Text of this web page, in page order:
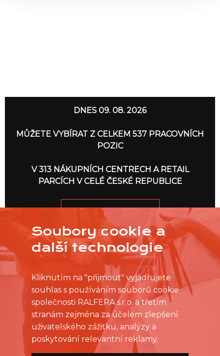
Informace
DNES 09. 08. 2026
MŮŽETE VYBÍRAT Z CELKEM 537 PRACOVNÍCH
POZIC
V 313 NÁKUPNÍCH CENTRECH A RETAIL
PARCÍCH V CELÉ ČESKÉ REPUBLICE
JDEME NA TO
Soubory cookie a
další technologie
Kliknutím na "přijmout" vyjadřujete
souhlas s používáním souborů cookie
společnosti RALFERA s.r.o. a třetím
stranám zejména za účelem zlepšení
uživatelského zážitku, analýzy a
poskytování relevantní reklamy.